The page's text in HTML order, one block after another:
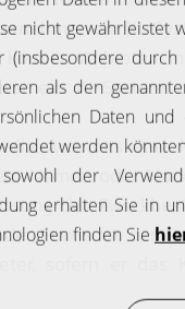
ein KI-
Anbieter
ein KI-System
Accounts
Namen oder
der
Praxis ist der
sofern er das